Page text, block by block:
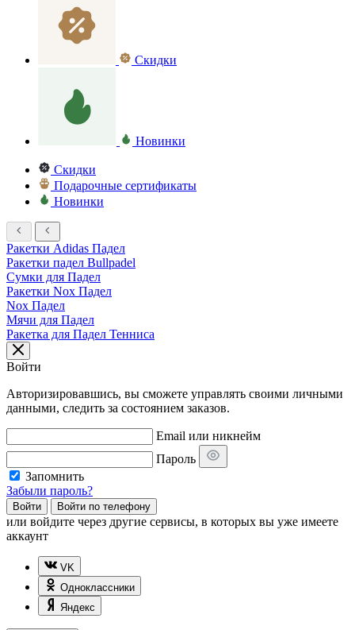
Скидки
Новинки
Скидки
Подарочные сертификаты
Новинки
Ракетки Adidas Падел
Ракетки падел Bullpadel
Сумки для Падел
Ракетки Nox Падел
Nox Падел
Мячи для Падел
Ракетка для Падел Тенниса
Войти
Авторизировавшись, вы сможете управлять своими личными
данными, следить за состоянием заказов.
Email или никнейм
Пароль
Запомнить
Забыли пароль?
Войти Войти по телефону
или войдите через другие сервисы, в которых вы уже имеете
аккаунт
VK
Одноклассники
Яндекс